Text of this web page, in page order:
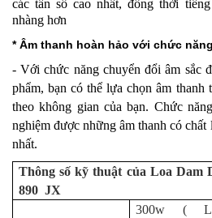
các tần số cao nhất, đồng thời
nhàng hơn
* Âm thanh hoàn hảo với chức
- Với chức năng chuyển đổi âm sắc
phẩm, bạn có thể lựa chọn âm thanh
theo không gian của bạn. Chức
nghiệm được những âm thanh có
nhất.
Thông số kỹ thuật của Loa Dam
890 JX
300w (